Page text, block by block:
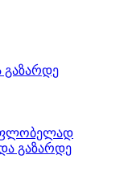
გაზარდე
გაზარდე